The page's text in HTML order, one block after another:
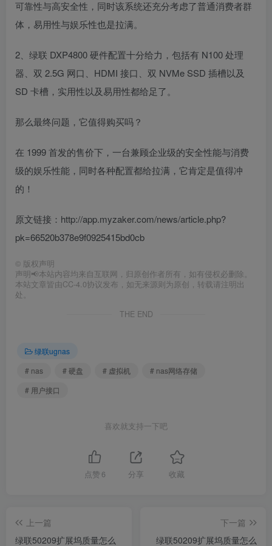
可靠性与高安全性，同时该系统还充分考虑了普通消费者群
体，易用性与娱乐性也是拉满。
2、绿联 DXP4800 硬件配置十分给力，包括有 N100 处理
器、双 2.5G 网口、HDMI 接口、双 NVMe SSD 插槽以及
SD 卡槽，实用性以及易用性都给足了。
那么最终问题，它值得购买吗？
在 1999 首发的售价下，一台兼顾企业级的安全性能与消费
级的娱乐性能，同时各种配置都给拉满，它肯定是值得冲
的！
原文链接：http://app.myzaker.com/news/article.php?
pk=66520b378e9f0925415bd0cb
© 版权声明
声明📢本站内容均来自互联网，归原创作者所有，如有侵权必删除。
本站文章皆由CC-4.0协议发布，如无来源则为原创，转载请注明出
处。
THE END
绿联ugnas
# nas
# 硬盘 # 虚拟机
# nas网络存储
# 用户接口
喜欢就支持一下吧
点赞 6 分享 收藏
上一篇
绿联50209扩展坞质量怎么
下一篇
绿联50209扩展坞质量怎么